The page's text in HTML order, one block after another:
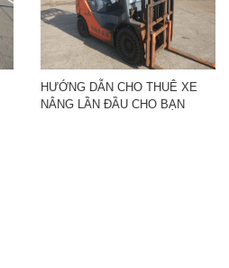
HƯỚNG DẪN CHO THUÊ XE
NÂNG LẦN ĐẦU CHO BẠN